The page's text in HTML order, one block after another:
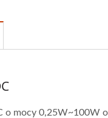
o mocy 0,25W~100W